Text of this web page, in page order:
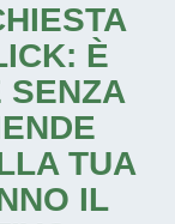
È
SENZA
TUA
IL